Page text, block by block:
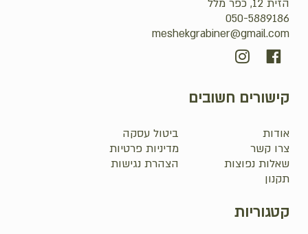
קטגוריות
קישורים חשובים
אודות
צרו קשר
שאלות נפוצות
תקנון
ביטול עסקה
מדיניות פרטיות
הצהרת נגישות
הזית 12, כפר מלל
050-5889186
meshekgrabiner@gmail.com